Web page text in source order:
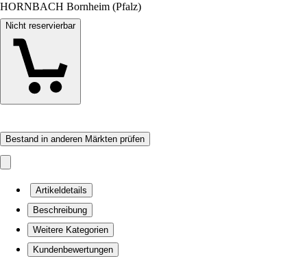
HORNBACH Bornheim (Pfalz)
Nicht reservierbar
Bestand in anderen Märkten prüfen
Artikeldetails
Beschreibung
Weitere Kategorien
Kundenbewertungen